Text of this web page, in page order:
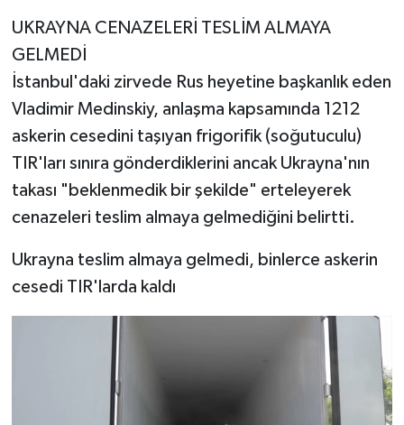
UKRAYNA CENAZELERİ TESLİM ALMAYA
GELMEDİ
İstanbul'daki zirvede Rus heyetine başkanlık eden
Vladimir Medinskiy, anlaşma kapsamında 1212
askerin cesedini taşıyan frigorifik (soğutuculu)
TIR'ları sınıra gönderdiklerini ancak Ukrayna'nın
takası "beklenmedik bir şekilde" erteleyerek
cenazeleri teslim almaya gelmediğini belirtti.
Ukrayna teslim almaya gelmedi, binlerce askerin
cesedi TIR'larda kaldı